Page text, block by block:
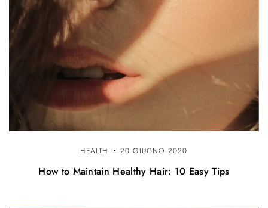
HEALTH 20 GIUGNO 2020
How to Maintain Healthy Hair: 10 Easy Tips